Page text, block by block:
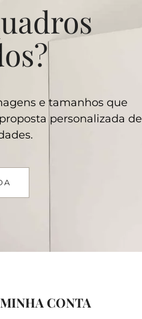
e tamanhos que
personalizada de
MINHA CONTA